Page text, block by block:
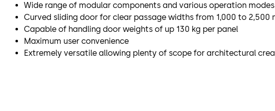
Wide range of modular components and various operation modes
Curved sliding door for clear passage widths from 1,000 to 2,500
Capable of handling door weights of up 130 kg per panel
Maximum user convenience
Extremely versatile allowing plenty of scope for architectural